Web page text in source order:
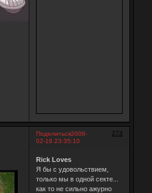
Поделиться 273
2008-
02-18 23:35:10
Rick Loves
Я бы с удовольствием,
только мы в одной секте...
как то не сильно ажурно